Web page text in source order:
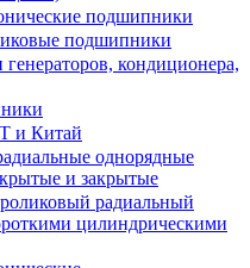
подшипники
подшипники
кондиционера,
и Китай
однорядные
и закрытые
радиальный
цилиндрическими